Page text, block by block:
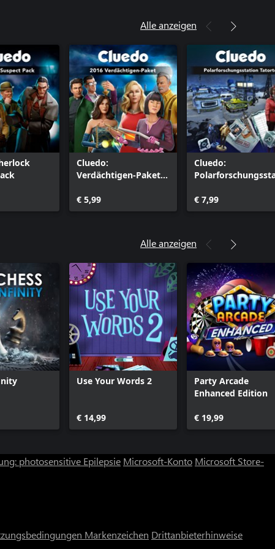
Alle anzeigen
Cluedo:
Verdächtigen-Paket
€ 5,99
Cluedo:
€ 7,99
Alle anzeigen
Use Your Words 2
€ 14,99
Party Arcade
Enhanced Edition
€ 19,99
photosensitive Epilepsie Microsoft-Konto Microsoft Store-
Markenzeichen Drittanbieterhinweise